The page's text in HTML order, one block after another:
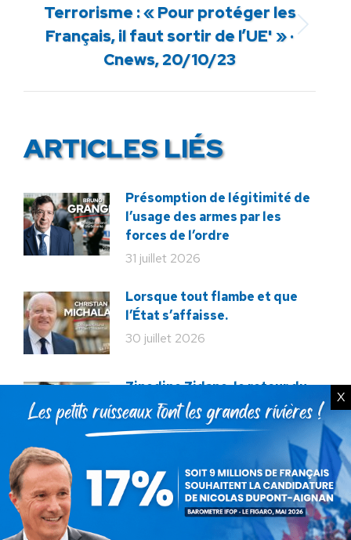
Article
suivant
:
Terrorisme : « Pour protéger les
Français, il faut sortir de l’UE' » ·
Cnews, 20/10/23
ARTICLES LIÉS
Présomption de légitimité de
l’usage des armes par les
forces de l’ordre
31 juillet 2026
Lorsque tout flambe et que
l’État s’affaisse.
30 juillet 2026
Zinedine Zidane, le retour du
héros : la France confie son
destin à sa plus grande
29 juillet 2026
La liberté ou la Mort
X